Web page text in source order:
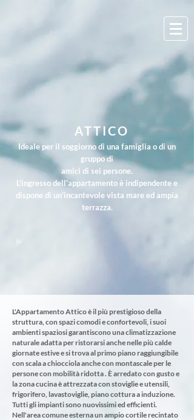
ATTICO
Ideale per il soggiorno di una famiglia o di un
gruppo di
amici di sei persone.
L'ingresso dell'appartamento è indipendente e
dispone di un'incantevole vista mare ed ampia
terrazza.
L'Appartamento Attico è il più prestigioso della
struttura, con spazi comodi e confortevoli, i suoi
ambienti spaziosi garantiscono una climatizzazione
naturale adatta per ristorarsi anche nelle più calde
giornate estive e si trova al primo piano raggiungibile
con scala a chiocciola anche con montascale per le
persone con mobilità ridotta . È arredato con gusto e
la zona cucina è attrezzata con stoviglie e utensili,
frigorifero, lavastoviglie, piano cottura a induzione.
Tutti gli impianti sono nuovissimi ed efficienti.
Nell'area comune esterna un ampio cortile recintato